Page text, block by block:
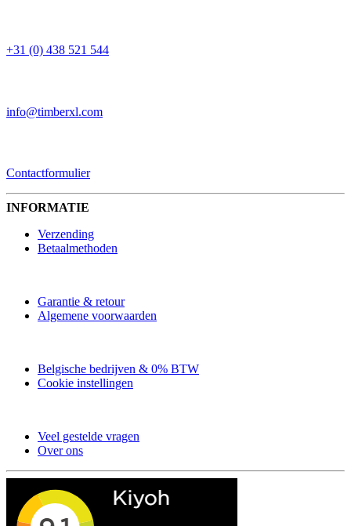
+31 (0) 438 521 544
info@timberxl.com
Contactformulier
INFORMATIE
Verzending
Betaalmethoden
Garantie & retour
Algemene voorwaarden
Belgische bedrijven & 0% BTW
Cookie instellingen
Veel gestelde vragen
Over ons